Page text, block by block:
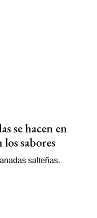
se hacen en
sabores